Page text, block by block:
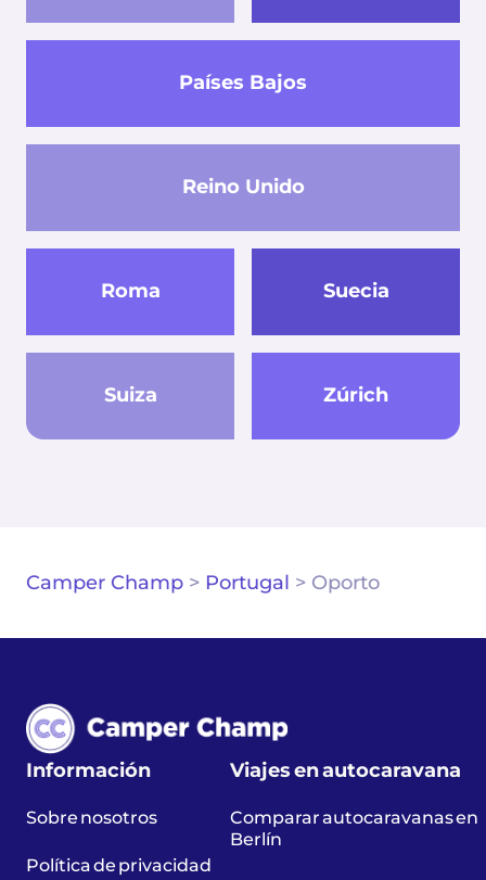
Países Bajos
Reino Unido
Roma Suecia
Suiza Zúrich
Camper Champ > Portugal > Oporto
Información
Sobre nosotros
Política de privacidad
Viajes en autocaravana
Comparar autocaravanas en
Berlín